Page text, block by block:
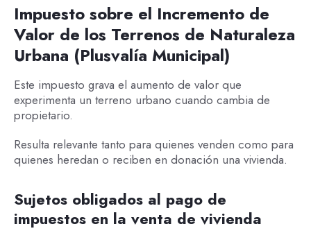
Impuesto sobre el Incremento de
Valor de los Terrenos de Naturaleza
Urbana (Plusvalía Municipal)
Este impuesto grava el aumento de valor que
experimenta un terreno urbano cuando cambia de
propietario.
Resulta relevante tanto para quienes venden como para
quienes heredan o reciben en donación una vivienda.
Sujetos obligados al pago de
impuestos en la venta de vivienda